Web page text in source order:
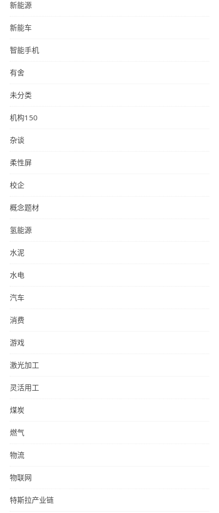
新能源
新能车
智能手机
有舍
未分类
机构150
杂谈
柔性屏
校企
概念题材
氢能源
水泥
水电
汽车
消费
游戏
激光加工
灵活用工
煤炭
燃气
物流
物联网
特斯拉产业链